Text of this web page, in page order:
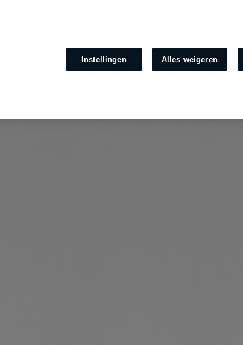
Instellingen Alles weigeren